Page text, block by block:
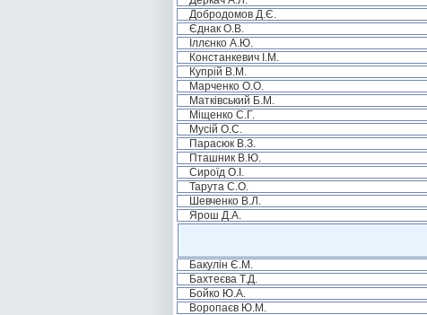
Добродомов Д.Є.
Єднак О.В.
Іллєнко А.Ю.
Констанкевич І.М.
Купрій В.М.
Марченко О.О.
Матківський Б.М.
Міщенко С.Г.
Мусій О.С.
Парасюк В.З.
Пташник В.Ю.
Сироїд О.І.
Тарута С.О.
Шевченко В.Л.
Ярош Д.А.
Бакулін Є.М.
Бахтеєва Т.Д.
Бойко Ю.А.
Воропаєв Ю.М.